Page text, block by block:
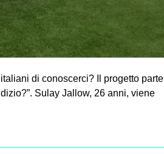
di conoscerci? Il progetto parte
Sulay Jallow, 26 anni, viene